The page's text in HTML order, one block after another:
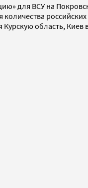
для ВСУ на
область,